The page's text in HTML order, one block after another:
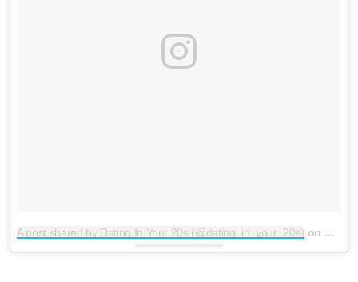
A post shared by Dating In Your 20s (@dating_in_your_20s) on Jul